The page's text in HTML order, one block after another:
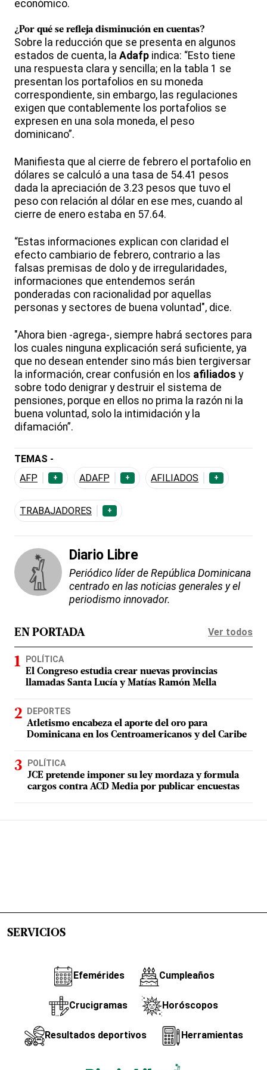
económico.
¿Por qué se refleja disminución en cuentas?
Sobre la reducción que se presenta en algunos
estados de cuenta, la Adafp indica: “Esto tiene
una respuesta clara y sencilla; en la tabla 1 se
presentan los portafolios en su moneda
correspondiente, sin embargo, las regulaciones
exigen que contablemente los portafolios se
expresen en una sola moneda, el peso
dominicano”.
Manifiesta que al cierre de febrero el portafolio en
dólares se calculó a una tasa de 54.41 pesos
dada la apreciación de 3.23 pesos que tuvo el
peso con relación al dólar en ese mes, cuando al
cierre de enero estaba en 57.64.
“Estas informaciones explican con claridad el
efecto cambiario de febrero, contrario a las
falsas premisas de dolo y de irregularidades,
informaciones que entendemos serán
ponderadas con racionalidad por aquellas
personas y sectores de buena voluntad", dice.
"Ahora bien -agrega-, siempre habrá sectores para
los cuales ninguna explicación será suficiente, ya
que no desean entender sino más bien tergiversar
la información, crear confusión en los afiliados y
sobre todo denigrar y destruir el sistema de
pensiones, porque en ellos no prima la razón ni la
buena voluntad, solo la intimidación y la
difamación”.
TEMAS -
AFP
+ ADAFP + AFILIADOS +
TRABAJADORES +
Diario Libre
Periódico líder de República Dominicana
centrado en las noticias generales y el
periodismo innovador.
EN PORTADA Ver todos
POLÍTICA
El Congreso estudia crear nuevas provincias
llamadas Santa Lucía y Matías Ramón Mella
DEPORTES
Atletismo encabeza el aporte del oro para
Dominicana en los Centroamericanos y del Caribe
POLÍTICA
JCE pretende imponer su ley mordaza y formula
cargos contra ACD Media por publicar encuestas
SERVICIOS
Efemérides Cumpleaños
Crucigramas Horóscopos
Resultados deportivos Herramientas